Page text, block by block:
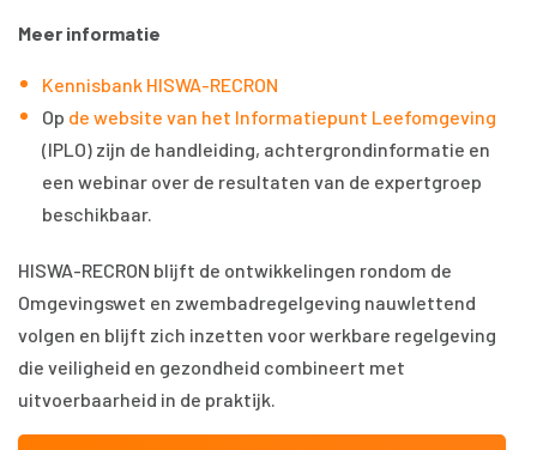
Meer informatie
Kennisbank HISWA-RECRON
Op de website van het Informatiepunt Leefomgeving
(IPLO) zijn de handleiding, achtergrondinformatie en
een webinar over de resultaten van de expertgroep
beschikbaar.
HISWA-RECRON blijft de ontwikkelingen rondom de
Omgevingswet en zwembadregelgeving nauwlettend
volgen en blijft zich inzetten voor werkbare regelgeving
die veiligheid en gezondheid combineert met
uitvoerbaarheid in de praktijk.